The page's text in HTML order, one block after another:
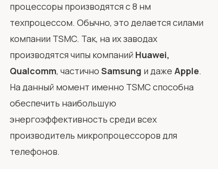
процессоры производятся с 8 нм
техпроцессом. Обычно, это делается силами
компании TSMC. Так, на их заводах
производятся чипы компаний Huawei,
Qualcomm, частично Samsung и даже Apple.
На данный момент именно TSMC способна
обеспечить наибольшую
энергоэффективность среди всех
производитель микропроцессоров для
телефонов.